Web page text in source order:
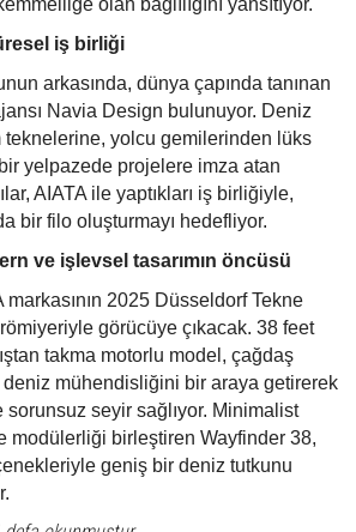
olan bağlılığını yansıtıyor.
iş birliği
arkasında, dünya çapında tanınan
Navia Design bulunuyor. Deniz
teknelerine, yolcu gemilerinden lüks
yelpazede projelere imza atan
AIATA ile yaptıkları iş birliğiyle,
bir filo oluşturmayı hedefliyor.
ve işlevsel tasarımın öncüsü
markasının 2025 Düsseldorf Tekne
görücüye çıkacak. 38 feet
takma motorlu model, çağdaş
deniz mühendisliğini bir araya getirerek
sorunsuz seyir sağlıyor. Minimalist
modülerliği birleştiren Wayfinder 38,
geniş bir deniz tutkunu